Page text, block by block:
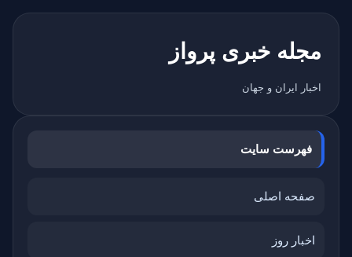
مجله خبری پرواز
اخبار ایران و جهان
فهرست سایت
صفحه اصلی
اخبار روز